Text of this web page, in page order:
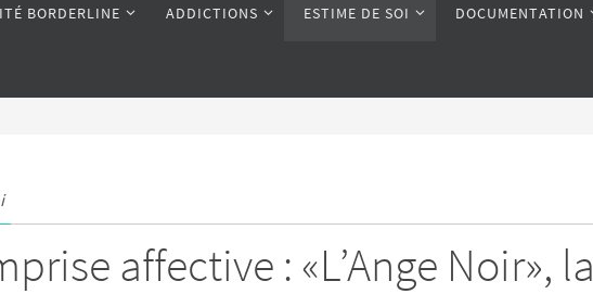
BORDERLINE ADDICTIONS ESTIME DE SOI DOCUMENTATION
affective : «L’Ange Noir», la